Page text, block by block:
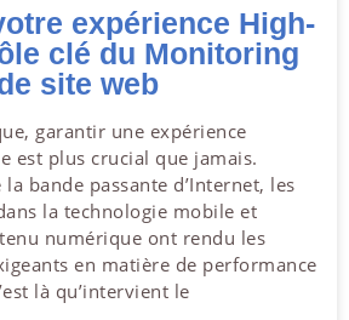
expérience High-
clé du Monitoring
site web
garantir une expérience
est plus crucial que jamais.
la bande passante d’Internet, les
la technologie mobile et
numérique ont rendu les
en matière de performance
là qu’intervient le